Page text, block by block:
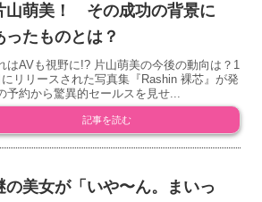
山萌美！ その成功の背景に
ったものとは？
はAVも視野に!? 片山萌美の今後の動向は？1
にリリースされた写真集『Rashin 裸芯』が発
予約から驚異的セールスを見せ...
記事を読む
の美女が「いや〜ん。まいっ